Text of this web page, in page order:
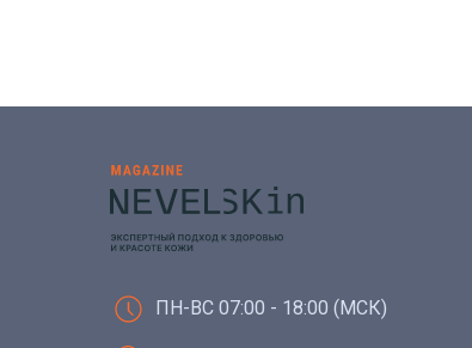
ПН-ВС 07:00 - 18:00 (МСК)